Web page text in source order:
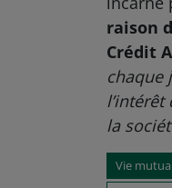
raison
Crédit
chaque
la
Vie